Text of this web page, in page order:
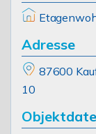
Adresse
87600
10